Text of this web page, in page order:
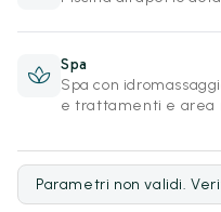
Spa
Spa con
e trattamenti e area
Parametri non validi.